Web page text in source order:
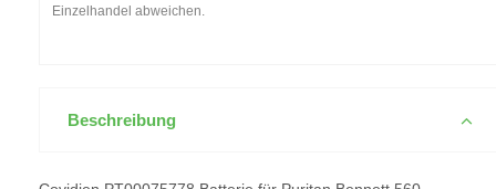
Einzelhandel abweichen.
Beschreibung